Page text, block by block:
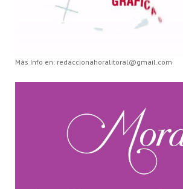
Más Info en: redaccionahoralitoral@gmail.com